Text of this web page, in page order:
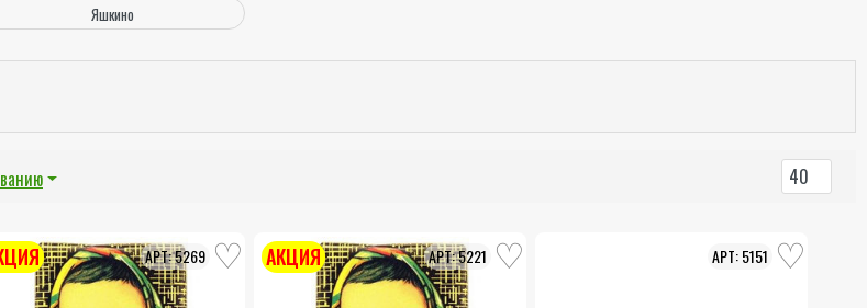
Яшкино
40
5269 5221
АКЦИЯ 5151